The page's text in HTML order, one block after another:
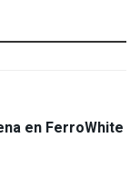
en FerroWhite